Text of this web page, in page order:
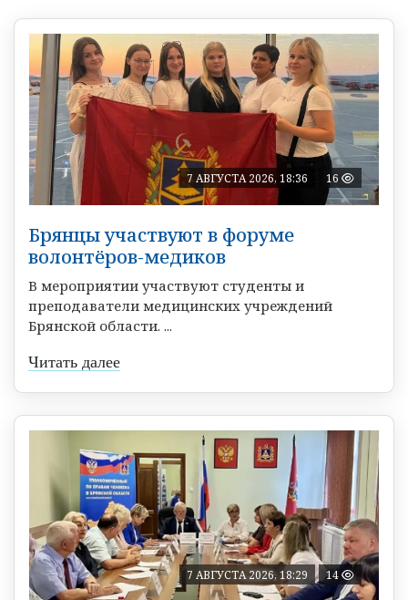
7 АВГУСТА 2026, 18:36 16
Брянцы участвуют в форуме
волонтёров-медиков
В мероприятии участвуют студенты и
преподаватели медицинских учреждений
Брянской области. ...
Читать далее
7 АВГУСТА 2026, 18:29 14